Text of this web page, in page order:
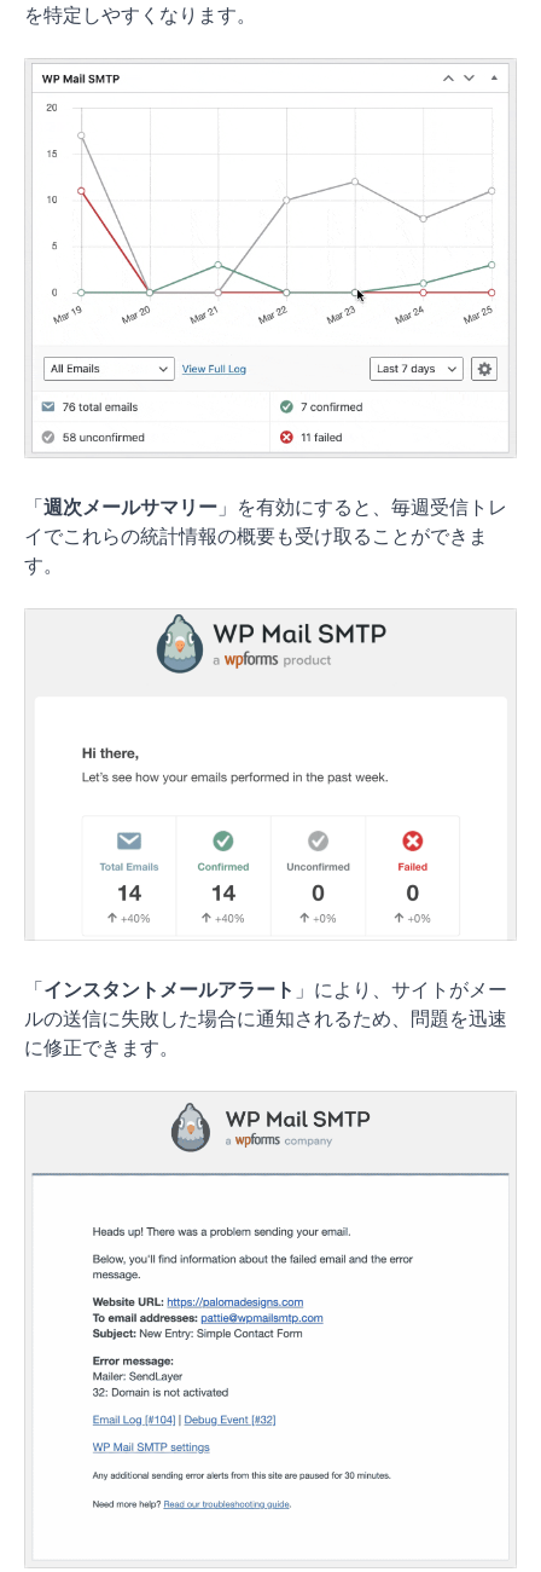
を特定しやすくなります。
「週次メールサマリー 」を有効にすると、毎週受信トレ
イでこれらの統計情報の概要も受け取ることができま
す。
「インスタントメールアラート 」により、サイトがメー
ルの送信に失敗した場合に通知されるため、問題を迅速
に修正できます。